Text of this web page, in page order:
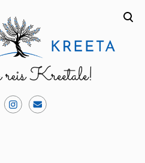
ostukorvi